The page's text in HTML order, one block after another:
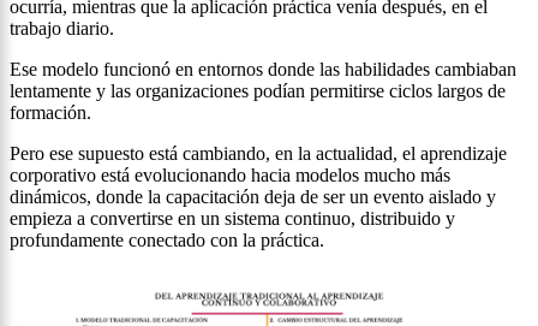
ocurría, mientras que la aplicación práctica venía después, en el
trabajo diario.
Ese modelo funcionó en entornos donde las habilidades cambiaban
lentamente y las organizaciones podían permitirse ciclos largos de
formación.
Pero ese supuesto está cambiando, en la actualidad, el aprendizaje
corporativo está evolucionando hacia modelos mucho más
dinámicos, donde la capacitación deja de ser un evento aislado y
empieza a convertirse en un sistema continuo, distribuido y
profundamente conectado con la práctica.